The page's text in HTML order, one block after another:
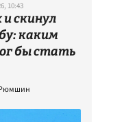
10:43
и скинул
каким
бы стать